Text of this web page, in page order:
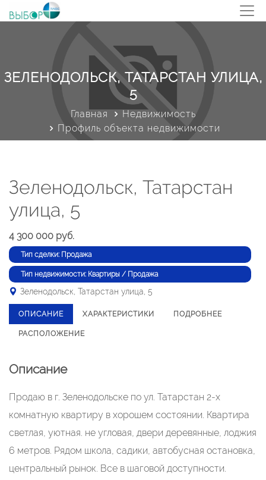
ЗЕЛЕНОДОЛЬСК, ТАТАРСТАН УЛИЦА,
5
Главная
Недвижимость
Профиль объекта недвижимости
Зеленодольск, Татарстан
улица, 5
4 300 000 руб.
Тип сделки: Продажа
Тип недвижимости: Квартиры / Продажа
Зеленодольск, Татарстан улица, 5
ОПИСАНИЕ ХАРАКТЕРИСТИКИ ПОДРОБНЕЕ
РАСПОЛОЖЕНИЕ
Описание
Продаю в г. Зеленодольске по ул. Татарстан 2-х
комнатную квартиру в хорошем состоянии. Квартира
светлая, уютная. не угловая, двери деревянные, лоджия
6 метров. Рядом школа, садики, автобусная остановка,
центральный рынок. Все в шаговой доступности.